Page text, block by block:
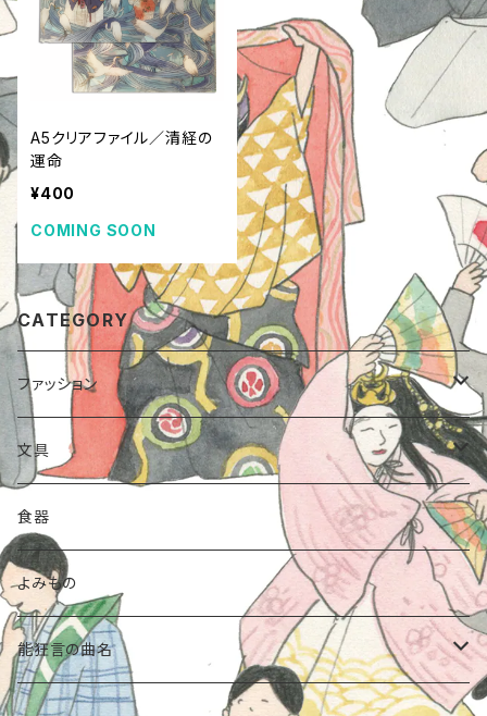
A5クリアファイル／清経の
運命
¥400
COMING SOON
CATEGORY
ファッション
Tシャツ
トートバッグ
ランチトート
シーチング
トートバッグ
ポーチ
スウェットポーチ
帆布ポーチ
傘
文具
クリアファイル
ポストカード
のし袋
食器
よみもの
能狂言の曲名